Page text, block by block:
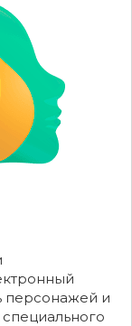
персонажей и